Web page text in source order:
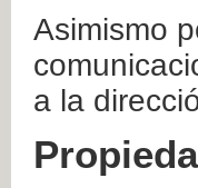
Asimismo
a la